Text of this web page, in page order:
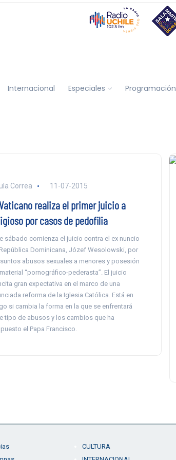
Internacional Especiales Programación
Correa 11-07-2015
realiza el primer juicio a
por casos de pedofilia
sábado comienza el juicio contra el ex nuncio
Dominicana, Józef Wesolowski, por
abusos sexuales a menores y posesión
“pornográfico-pederasta”. El juicio
gran expectativa en el marco de una
reforma de la Iglesia Católica. Está en
si cambia la forma en la que se enfrentará
tipo de abusos y los cambios que ha
el Papa Francisco.
CULTURA